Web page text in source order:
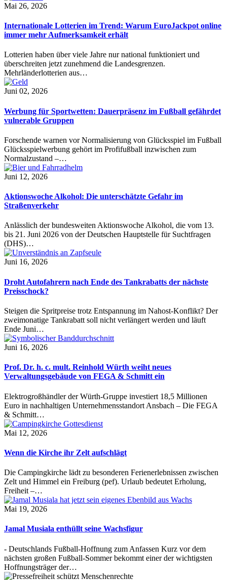
Mai 26, 2026
Internationale Lotterien im Trend: Warum EuroJackpot online
immer mehr Aufmerksamkeit erhält
Lotterien haben über viele Jahre nur national funktioniert und
überschreiten jetzt zunehmend die Landesgrenzen.
Mehrländerlotterien aus…
Juni 02, 2026
Werbung für Sportwetten: Dauerpräsenz im Fußball gefährdet
vulnerable Gruppen
Forschende warnen vor Normalisierung von Glücksspiel im Fußball
Glücksspielwerbung gehört im Profifußball inzwischen zum
Normalzustand –…
Juni 12, 2026
Aktionswoche Alkohol: Die unterschätzte Gefahr im
Straßenverkehr
Anlässlich der bundesweiten Aktionswoche Alkohol, die vom 13.
bis 21. Juni 2026 von der Deutschen Hauptstelle für Suchtfragen
(DHS)…
Juni 16, 2026
Droht Autofahrern nach Ende des Tankrabatts der nächste
Preisschock?
Steigen die Spritpreise trotz Entspannung im Nahost-Konflikt? Der
zweimonatige Tankrabatt soll nicht verlängert werden und läuft
Ende Juni…
Juni 16, 2026
Prof. Dr. h. c. mult. Reinhold Würth weiht neues
Verwaltungsgebäude von FEGA & Schmitt ein
Elektrogroßhändler der Würth-Gruppe investiert 18,5 Millionen
Euro in nachhaltigen Unternehmensstandort Ansbach – Die FEGA
& Schmitt…
Mai 12, 2026
Wenn die Kirche ihr Zelt aufschlägt
Die Campingkirche lädt zu besonderen Ferienerlebnissen zwischen
Zelt und Himmel ein Freiburg (pef). Urlaub bedeutet Erholung,
Freiheit –…
Mai 19, 2026
Jamal Musiala enthüllt seine Wachsfigur
- Deutschlands Fußball-Hoffnung zum Anfassen Kurz vor dem
nächsten großen Fußball-Sommer bekommt einer der wichtigsten
Hoffnungsträger der…